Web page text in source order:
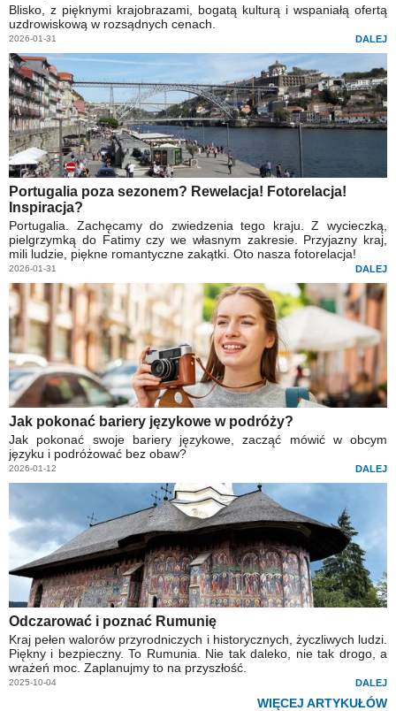
Blisko, z pięknymi krajobrazami, bogatą kulturą i wspaniałą ofertą
uzdrowiskową w rozsądnych cenach.
2026-01-31 DALEJ
Portugalia poza sezonem? Rewelacja! Fotorelacja!
Inspiracja?
Portugalia. Zachęcamy do zwiedzenia tego kraju. Z wycieczką,
pielgrzymką do Fatimy czy we własnym zakresie. Przyjazny kraj,
mili ludzie, piękne romantyczne zakątki. Oto nasza fotorelacja!
2026-01-31 DALEJ
Jak pokonać bariery językowe w podróży?
Jak pokonać swoje bariery językowe, zacząć mówić w obcym
języku i podróżować bez obaw?
2026-01-12 DALEJ
Odczarować i poznać Rumunię
Kraj pełen walorów przyrodniczych i historycznych, życzliwych ludzi.
Piękny i bezpieczny. To Rumunia. Nie tak daleko, nie tak drogo, a
wrażeń moc. Zaplanujmy to na przyszłość.
2025-10-04 DALEJ
WIĘCEJ ARTYKUŁÓW